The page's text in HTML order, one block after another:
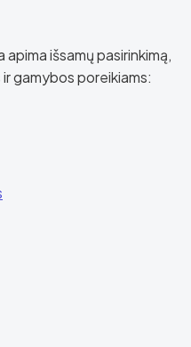
apima išsamų pasirinkimą,
gamybos poreikiams: